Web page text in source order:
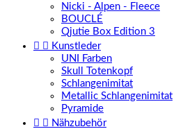
Nicki - Alpen - Fleece
BOUCLÉ
Qjutie Box Edition 3
  Kunstleder
UNI Farben
Skull Totenkopf
Schlangenimitat
Metallic Schlangenimitat
Pyramide
  Nähzubehör